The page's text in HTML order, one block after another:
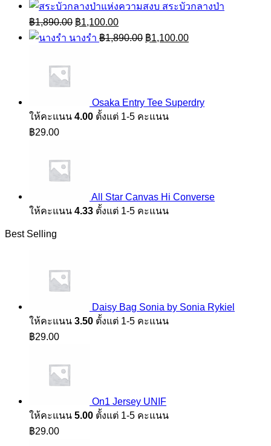
สระบัวกลางป่า
฿1,890.00 Original
price
was:
฿1,100.00Current
price
is:
นางรำ ฿1,890.00 Original
price
฿1,100.00Current
price
Osaka Entry Tee Superdry
ให้คะแนน 4.00 ตั้งแต่ 1-5 คะแนน
฿29.00
All Star Canvas Hi Converse
ให้คะแนน 4.33 ตั้งแต่ 1-5 คะแนน
Best Selling
Daisy Bag Sonia by Sonia Rykiel
ให้คะแนน 3.50 ตั้งแต่ 1-5 คะแนน
฿29.00
On1 Jersey UNIF
ให้คะแนน 5.00 ตั้งแต่ 1-5 คะแนน
฿29.00